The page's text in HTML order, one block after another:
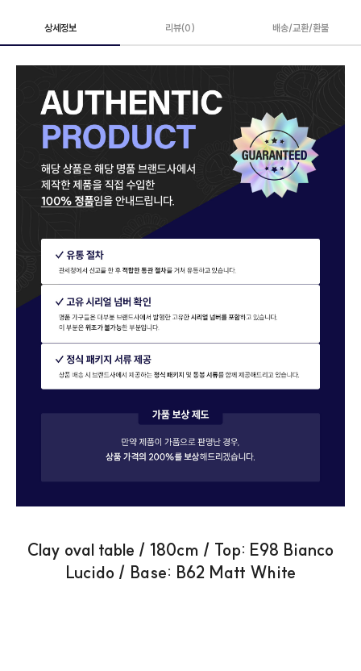
상세정보 리뷰(0) 배송/교환/환불
Clay oval table / 180cm / Top: E98 Bianco
Lucido / Base: B62 Matt White